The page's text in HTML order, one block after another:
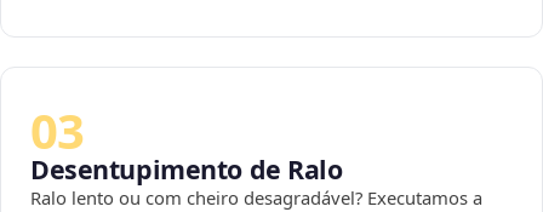
03
Desentupimento de Ralo
Ralo lento ou com cheiro desagradável? Executamos a